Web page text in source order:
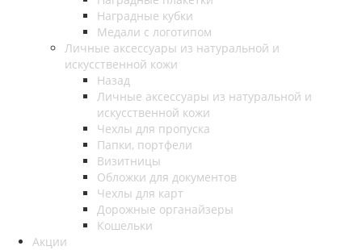
Наградные кубки
Медали с логотипом
Личные аксессуары из натуральной и
искусственной кожи
Назад
Личные аксессуары из натуральной и
искусственной кожи
Чехлы для пропуска
Папки, портфели
Визитницы
Обложки для документов
Чехлы для карт
Дорожные органайзеры
Кошельки
Акции